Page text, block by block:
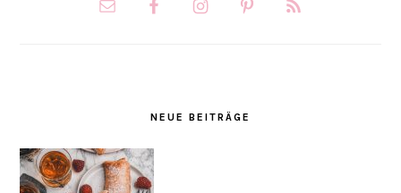
NEUE BEITRÄGE